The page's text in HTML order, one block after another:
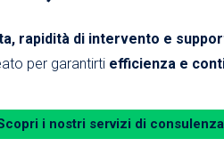
rapidità di intervento e
per garantirti efficienza e
i nostri servizi di consulenza